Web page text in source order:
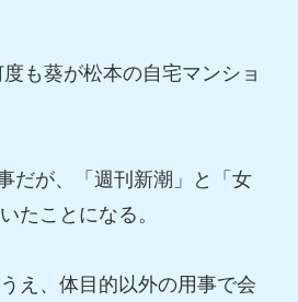
も葵が松本の自宅マンショ
だが、「週刊新潮」と「女
たことになる。
え、体目的以外の用事で会